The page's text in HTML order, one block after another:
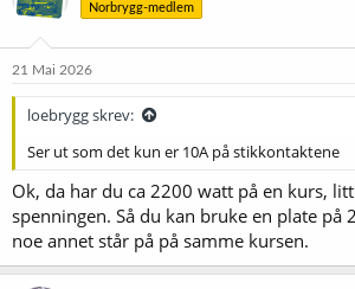
Norbrygg-medlem
21 Mai 2026
loebrygg skrev:
Ser ut som det kun er 10A på stikkontaktene
Ok, da har du ca 2200 watt på en kurs,
spenningen. Så du kan bruke en plate på
noe annet står på på samme kursen.